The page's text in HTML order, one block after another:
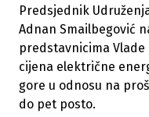
Predsjednik
Adnan Smailbegović
predstavnicima Vlade
cijena električne
gore u odnosu na
do pet posto.